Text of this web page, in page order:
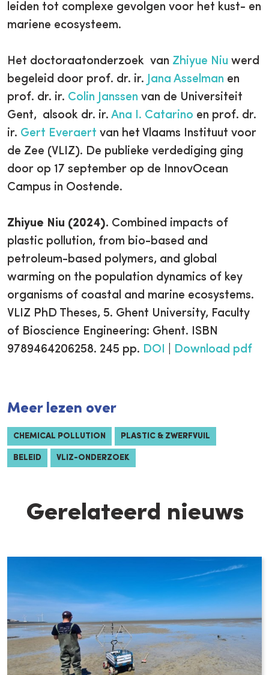
leiden tot complexe gevolgen voor het kust- en
mariene ecosysteem.
Het doctoraatonderzoek van Zhiyue Niu werd
begeleid door prof. dr. ir.
Jana Asselman en
prof. dr. ir. Colin Janssen van de Universiteit
Gent, alsook dr. ir. Ana I. Catarino en prof. dr.
ir. Gert Everaert van het Vlaams Instituut voor
de Zee (VLIZ). De publieke verdediging ging
door op 17 september op de InnovOcean
Campus in Oostende.
Zhiyue Niu (2024). Combined impacts of
plastic pollution, from bio-based and
petroleum-based polymers, and global
warming on the population dynamics of key
organisms of coastal and marine ecosystems.
VLIZ PhD Theses, 5. Ghent University, Faculty
of Bioscience Engineering: Ghent. ISBN
9789464206258. 245 pp. DOI Download pdf
Meer lezen over
CHEMICAL POLLUTION PLASTIC & ZWERFVUIL
BELEID VLIZ-ONDERZOEK
Gerelateerd nieuws